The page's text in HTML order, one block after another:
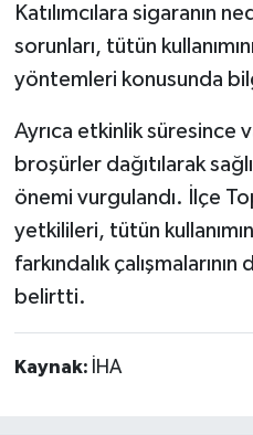
Katılımcılara sigaranın
sorunları, tütün
yöntemleri konusunda
Ayrıca etkinlik süresince
broşürler dağıtılarak
önemi vurgulandı. İlçe
yetkilileri, tütün
farkındalık
belirtti.
Kaynak: İHA